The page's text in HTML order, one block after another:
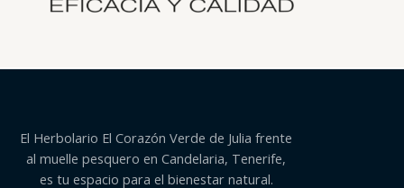
El Herbolario El Corazón Verde de Julia frente
al muelle pesquero en Candelaria, Tenerife,
es tu espacio para el bienestar natural.